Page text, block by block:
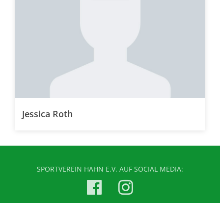
Jessica Roth
SPORTVEREIN HAHN E.V. AUF SOCIAL MEDIA: